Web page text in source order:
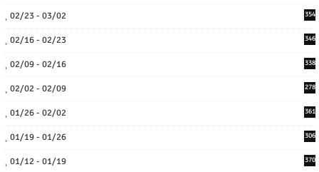
02/23 - 03/02 354
02/16 - 02/23 346
02/09 - 02/16 338
02/02 - 02/09 278
01/26 - 02/02 361
01/19 - 01/26 306
01/12 - 01/19 370